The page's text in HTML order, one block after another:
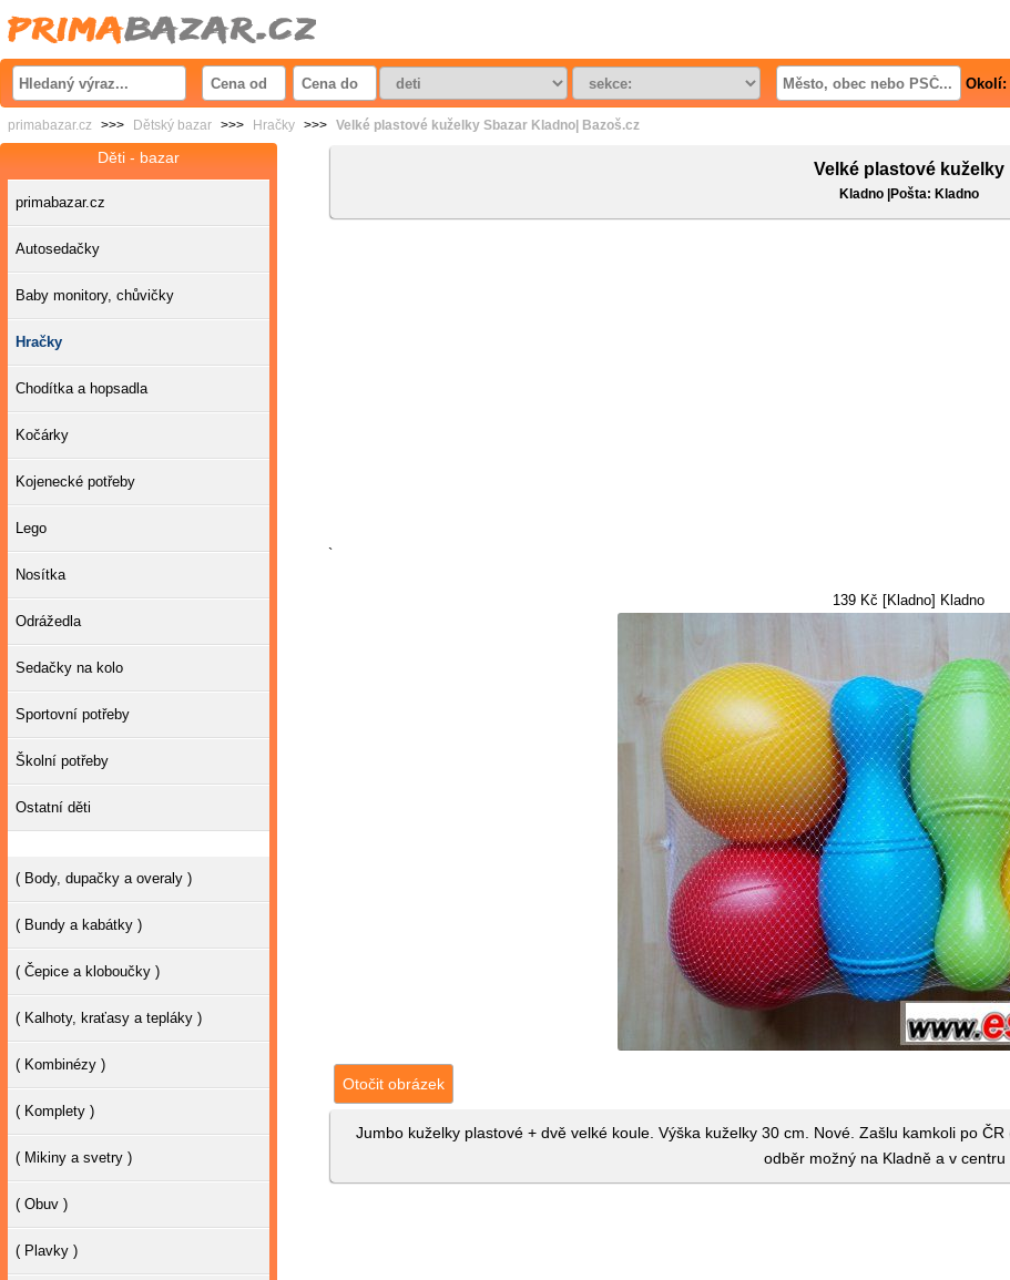
Okolí:
primabazar.cz >>> Dětský bazar >>> Hračky >>> Velké plastové kuželky Sbazar Kladno| Bazoš.cz
Velké plastové kuželky
Kladno |Pošta: Kladno
`
139 Kč [Kladno] Kladno
Otočit obrázek
Jumbo kuželky plastové + dvě velké koule. Výška kuželky 30 cm. Nové. Zašlu kamkoli po
odběr možný na Kladně a v centru
Děti - bazar
primabazar.cz
Autosedačky
Baby monitory, chůvičky
Hračky
Chodítka a hopsadla
Kočárky
Kojenecké potřeby
Lego
Nosítka
Odrážedla
Sedačky na kolo
Sportovní potřeby
Školní potřeby
Ostatní děti
( Body, dupačky a overaly )
( Bundy a kabátky )
( Čepice a kloboučky )
( Kalhoty, kraťasy a tepláky )
( Kombinézy )
( Komplety )
( Mikiny a svetry )
( Obuv )
( Plavky )